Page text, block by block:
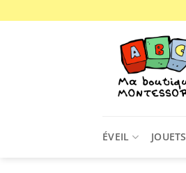
au
ÉVEIL JOUETS